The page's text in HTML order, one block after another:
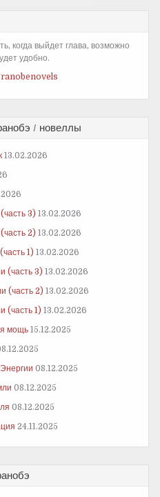
когда выйдет глава, возможно
удобно.
/ новеллы
13.02.2026
3) 13.02.2026
2) 13.02.2026
1) 13.02.2026
(часть 3) 13.02.2026
(часть 2) 13.02.2026
(часть 1) 13.02.2026
мощь 15.12.2025
08.12.2025
08.12.2025
08.12.2025
24.11.2025